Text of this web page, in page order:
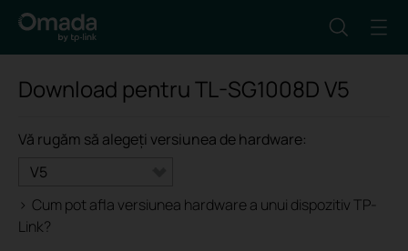
Download pentruTL-SG1008DV5
Vă rugăm să alegeți versiunea de hardware:
V5
> Cum pot afla versiunea hardware a unui dispozitiv TP-
Link?